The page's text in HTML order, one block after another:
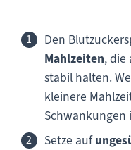
Den
Mahlzeiten, die
stabil halten.
kleinere
Schwankungen
Setze auf